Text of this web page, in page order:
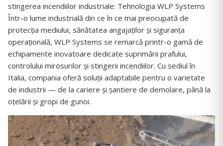
stingerea incendiilor industriale: Tehnologia WLP Systems
Într-o lume industrială din ce în ce mai preocupată de
protecția mediului, sănătatea angajaților și siguranța
operațională, WLP Systems se remarcă printr-o gamă de
echipamente inovatoare dedicate suprimării prafului,
controlului mirosurilor și stingerii incendiilor. Cu sediul în
Italia, compania oferă soluții adaptabile pentru o varietate
de industrii — de la cariere și șantiere de demolare, până la
oțelării și gropi de gunoi.